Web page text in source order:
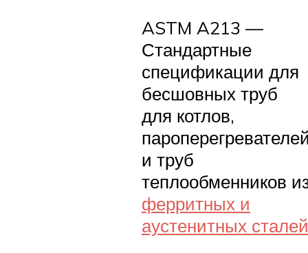
ASTM A213 —
Стандартные
спецификации для
бесшовных труб
для котлов,
и труб
теплообменников
ферритных и
аустенитных сталей